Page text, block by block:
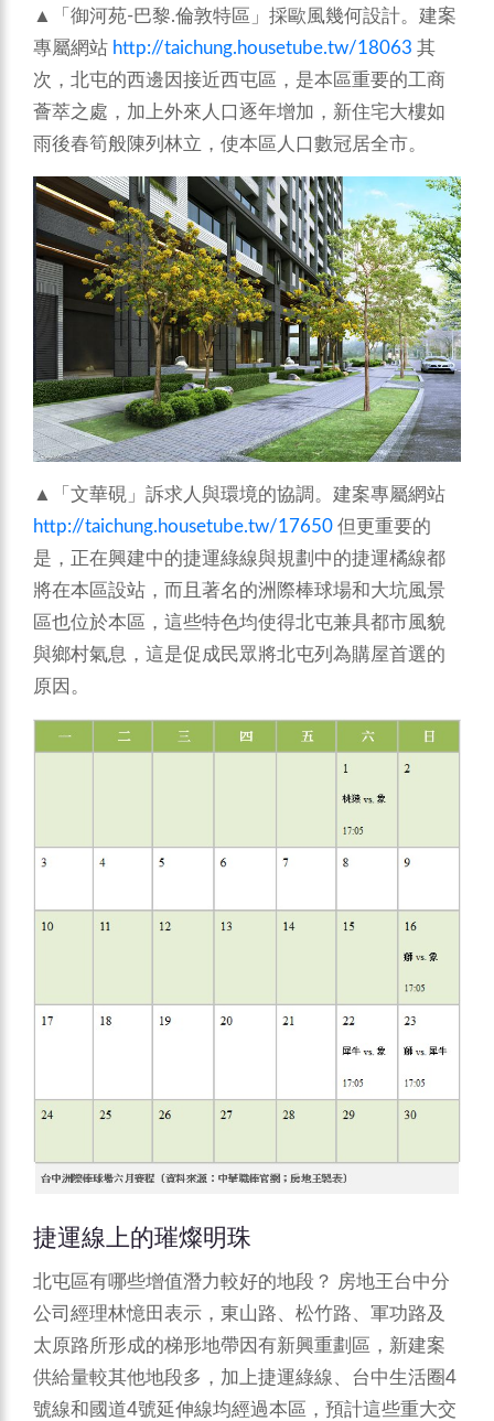
▲「御河苑-巴黎.倫敦特區」採歐風幾何設計。建案
專屬網站 http://taichung.housetube.tw/18063 其
次，北屯的西邊因接近西屯區，是本區重要的工商
薈萃之處，加上外來人口逐年增加，新住宅大樓如
雨後春筍般陳列林立，使本區人口數冠居全市。
▲「文華硯」訴求人與環境的協調。建案專屬網站
http://taichung.housetube.tw/17650 但更重要的
是，正在興建中的捷運綠線與規劃中的捷運橘線都
將在本區設站，而且著名的洲際棒球場和大坑風景
區也位於本區，這些特色均使得北屯兼具都市風貌
與鄉村氣息，這是促成民眾將北屯列為購屋首選的
原因。
捷運線上的璀燦明珠
北屯區有哪些增值潛力較好的地段？ 房地王台中分
公司經理林憶田表示，東山路、松竹路、軍功路及
太原路所形成的梯形地帶因有新興重劃區，新建案
供給量較其他地段多，加上捷運綠線、台中生活圈4
號線和國道4號延伸線均經過本區，預計這些重大交